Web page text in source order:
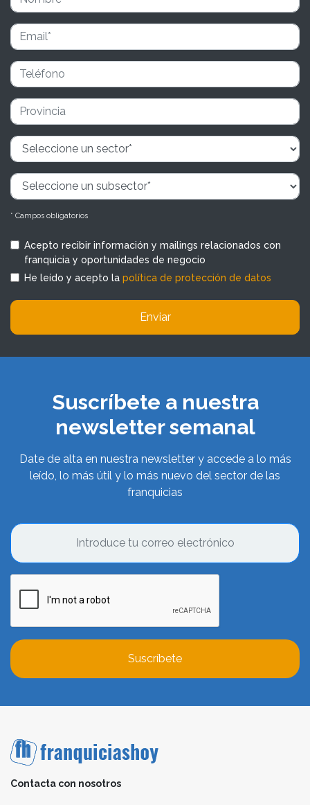
* Campos obligatorios
Acepto recibir información y mailings relacionados con
franquicia y oportunidades de negocio
He leído y acepto la política de protección de datos
Enviar
Suscríbete a nuestra
newsletter semanal
Date de alta en nuestra newsletter y accede a lo más
leído, lo más útil y lo más nuevo del sector de las
franquicias
Suscríbete
Contacta con nosotros